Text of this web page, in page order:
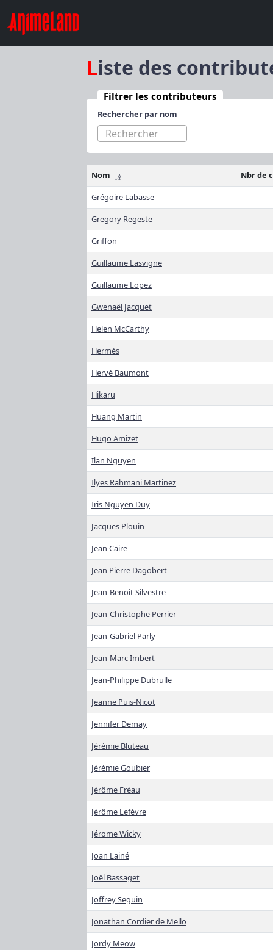
Liste des
Filtrer les contributeurs
Rechercher par nom
Nom
Nbr de
Grégoire Labasse
Gregory Regeste
Griffon
Guillaume Lasvigne
Guillaume Lopez
Gwenaël Jacquet
Helen McCarthy
Hermès
Hervé Baumont
Hikaru
Huang Martin
Hugo Amizet
Ilan Nguyen
Ilyes Rahmani Martinez
Iris Nguyen Duy
Jacques Plouin
Jean Caire
Jean Pierre Dagobert
Jean-Benoit Silvestre
Jean-Christophe Perrier
Jean-Gabriel Parly
Jean-Marc Imbert
Jean-Philippe Dubrulle
Jeanne Puis-Nicot
Jennifer Demay
Jérémie Bluteau
Jérémie Goubier
Jérôme Fréau
Jérôme Lefèvre
Jérome Wicky
Joan Lainé
Joël Bassaget
Joffrey Seguin
Jonathan Cordier de Mello
Jordy Meow